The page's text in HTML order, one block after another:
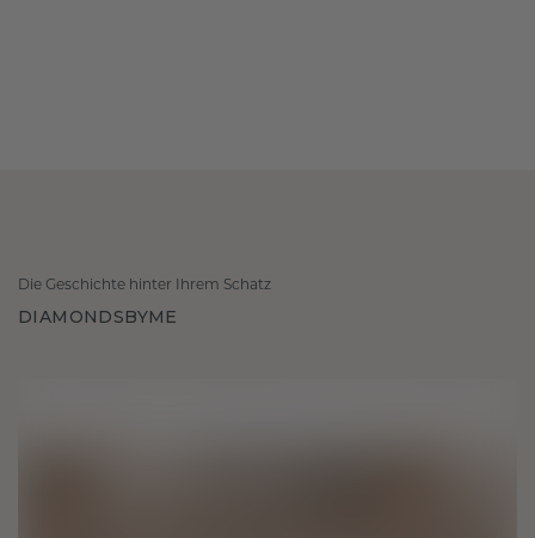
Die Geschichte hinter Ihrem Schatz
DIAMONDSBYME